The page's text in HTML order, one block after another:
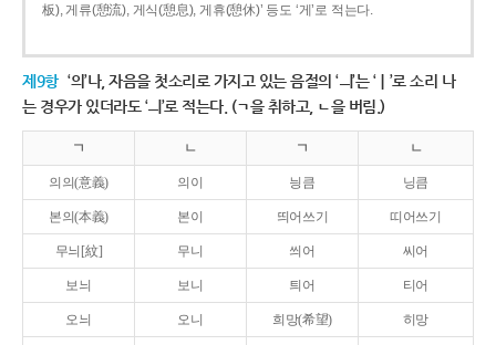
板), 게류(憩流), 게식(憩息), 게휴(憩休)’ 등도 ‘게’로 적는다.
제9항 ‘의’나, 자음을 첫소리로 가지고 있는 음절의 ‘ㅢ’는 ‘ㅣ’로 소리 나
는 경우가 있더라도 ‘ㅢ’로 적는다. (ㄱ을 취하고, ㄴ을 버림.)
ㄱ ㄴ ㄱ ㄴ
의의(意義) 의이 닁큼 닝큼
본의(本義) 본이 띄어쓰기 띠어쓰기
무늬[紋] 무니 씌어 씨어
보늬 보니 틔어 티어
오늬 오니 희망(希望) 히망